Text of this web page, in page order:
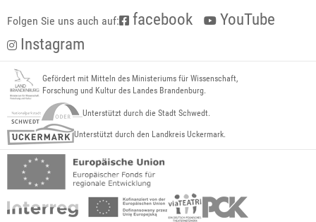
Folgen Sie uns auch auf: facebook
YouTube
Instagram
Gefördert mit Mitteln des Ministeriums für Wissenschaft,
Forschung und Kultur des Landes Brandenburg.
Unterstützt durch die Stadt Schwedt.
Unterstützt durch den Landkreis Uckermark.